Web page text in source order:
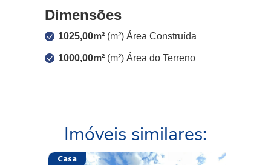
Dimensões
1025,00m² (m²) Área Construída
1000,00m² (m²) Área do Terreno
Imóveis similares:
Casa